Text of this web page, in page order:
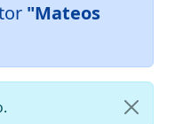
"Mateos